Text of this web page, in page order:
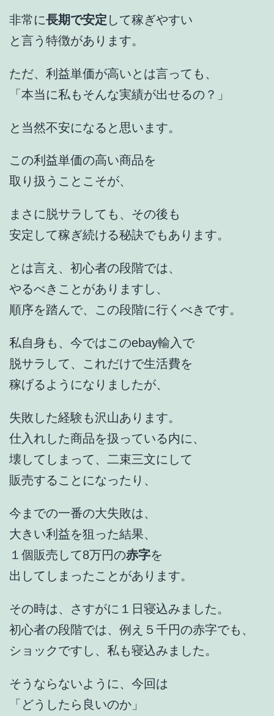
非常に長期で安定 して稼ぎやすい
と言う特徴があります。
ただ、利益単価が高いとは言っても、
「本当に私もそんな実績が出せるの？」
と当然不安になると思います。
この利益単価の高い商品を
取り扱うことこそが、
まさに脱サラしても、その後も
安定して稼ぎ続ける秘訣でもあります。
とは言え、初心者の段階では、
やるべきことがありますし、
順序を踏んで、この段階に行くべきです。
私自身も、今ではこのebay輸入で
脱サラして、これだけで生活費を
稼げるようになりましたが、
失敗した経験も沢山あります。
仕入れした商品を扱っている内に、
壊してしまって、二束三文にして
販売することになったり、
今までの一番の大失敗は、
大きい利益を狙った結果、
１個販売して8万円の赤字を
出してしまったことがあります。
その時は、さすがに１日寝込みました。
初心者の段階では、例え５千円の赤字でも、
ショックですし、私も寝込みました。
そうならないように、今回は
「どうしたら良いのか」